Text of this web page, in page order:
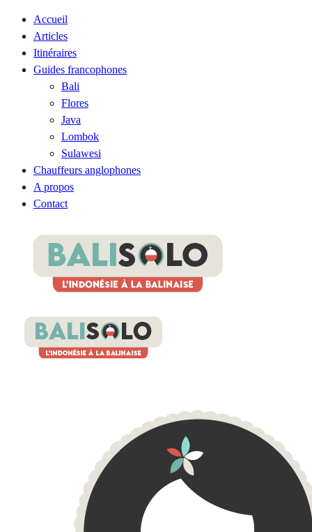
Accueil
Articles
Itinéraires
Guides francophones
Bali
Flores
Java
Lombok
Sulawesi
Chauffeurs anglophones
A propos
Contact